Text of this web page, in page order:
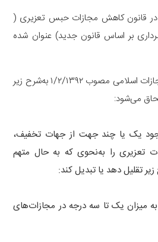
در قانون کاهش مجازات حبس تعزیری (
بر اساس قانون جدید) عنوان شده
ماده۶- ماده (۳۷) قانون مجازات اسلامی مصوب ۱/۲/۱۳۹۲ به‌شرح زیر
می‌شود:
وجود یک یا چند جهت از جهات تخفیف،
تعزیری را به‌نحوی که به حال متهم
تقلیل دهد یا تبدیل کند:
میزان یک تا سه درجه در مجازات‌های